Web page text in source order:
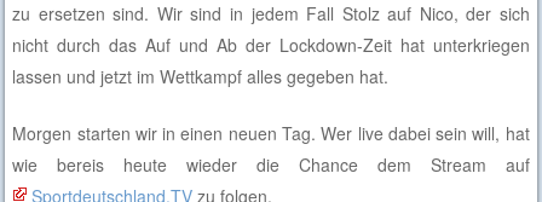
zu ersetzen sind. Wir sind in jedem Fall Stolz auf Nico, der sich
nicht durch das Auf und Ab der Lockdown-Zeit hat unterkriegen
lassen und jetzt im Wettkampf alles gegeben hat.
Morgen starten wir in einen neuen Tag. Wer live dabei sein will, hat
wie bereis heute wieder die Chance dem Stream auf
Sportdeutschland.TV zu folgen.